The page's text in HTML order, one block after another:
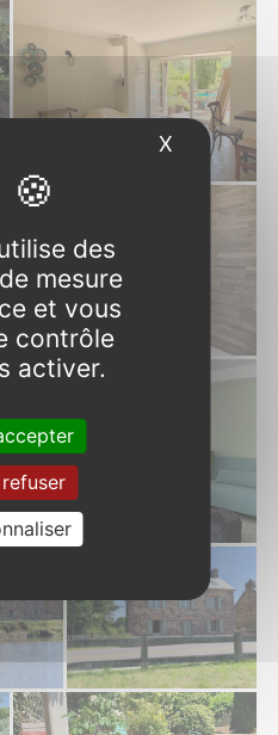
des
mesure
et vous
contrôle
activer.
X Masquer